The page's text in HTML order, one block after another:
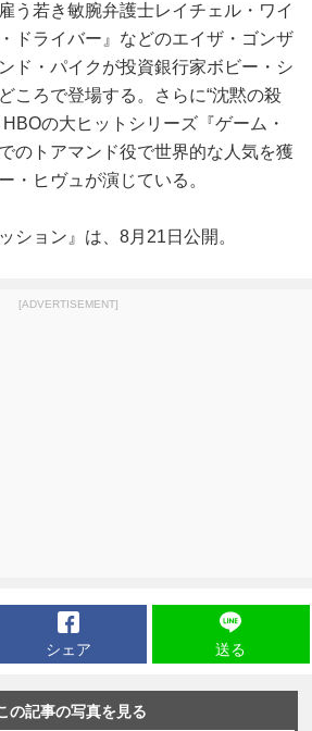
う若き敏腕弁護士レイチェル・ワイ
ドライバー』などのエイザ・ゴンザ
ド・パイクが投資銀行家ボビー・シ
ころで登場する。さらに“沈黙の殺
の大ヒットシリーズ『ゲーム・
のトアマンド役で世界的な人気を獲
・ヒヴュが演じている。
ション』は、8月21日公開。
[ADVERTISEMENT]
シェア 送る
の記事の写真を見る